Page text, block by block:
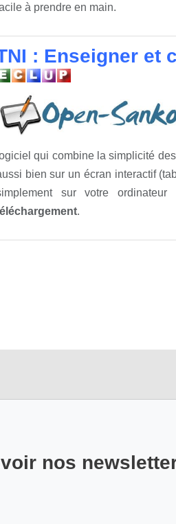
à prendre en main.
: Enseigner et
qui combine la simplicité
bien sur un écran interactif
sur votre
.
nos